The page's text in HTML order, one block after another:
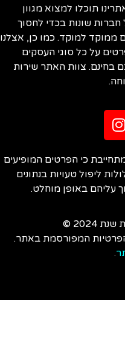
תוכלו למצוא מגוון
שונות בכדי לחסוך
למוקד. כמו כן, אצלנו
על כל סוגי העסקים
בחינם. צוות האתר שירות
כי הפרטים המופיעים
ליפול טעויות בנתונים
עליהם באופן מוחלט.
©
המפורסמת באתר.
.